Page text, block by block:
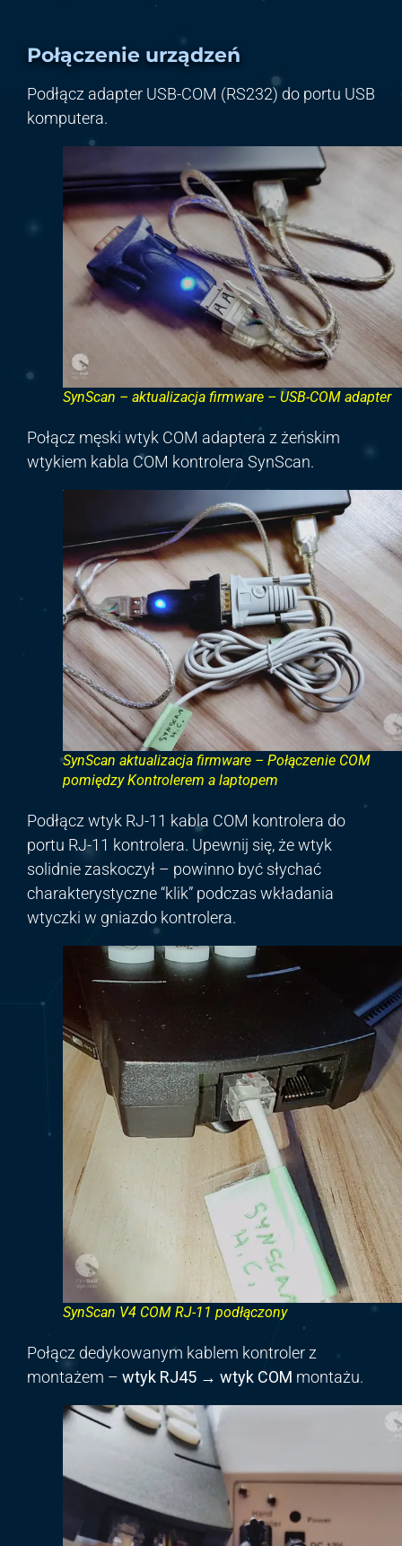
Połączenie urządzeń
Podłącz adapter USB-COM (RS232) do portu USB
komputera.
SynScan – aktualizacja firmware – USB-COM adapter
Połącz męski wtyk COM adaptera z żeńskim
wtykiem kabla COM kontrolera SynScan.
SynScan aktualizacja firmware – Połączenie COM
pomiędzy Kontrolerem a laptopem
Podłącz wtyk RJ-11 kabla COM kontrolera do
portu RJ-11 kontrolera. Upewnij się, że wtyk
solidnie zaskoczył – powinno być słychać
charakterystyczne “klik” podczas wkładania
wtyczki w gniazdo kontrolera.
SynScan V4 COM RJ-11 podłączony
Połącz dedykowanym kablem kontroler z
montażem – wtyk RJ45 → wtyk COM montażu.